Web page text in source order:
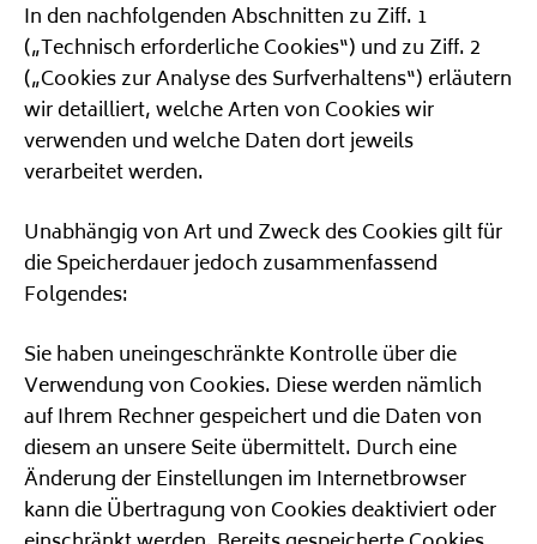
In den nachfolgenden Abschnitten zu Ziff. 1
(„Technisch erforderliche Cookies“) und zu Ziff. 2
(„Cookies zur Analyse des Surfverhaltens“) erläutern
wir detailliert, welche Arten von Cookies wir
verwenden und welche Daten dort jeweils
verarbeitet werden.
Unabhängig von Art und Zweck des Cookies gilt für
die Speicherdauer jedoch zusammenfassend
Folgendes:
Sie haben uneingeschränkte Kontrolle über die
Verwendung von Cookies. Diese werden nämlich
auf Ihrem Rechner gespeichert und die Daten von
diesem an unsere Seite übermittelt. Durch eine
Änderung der Einstellungen im Internetbrowser
kann die Übertragung von Cookies deaktiviert oder